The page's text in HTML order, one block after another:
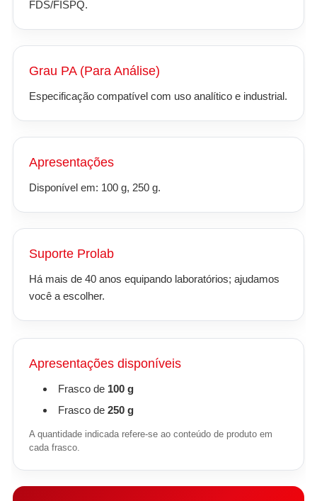
FDS/FISPQ.
Grau PA (Para Análise)
Especificação compatível com uso analítico e industrial.
Apresentações
Disponível em: 100 g, 250 g.
Suporte Prolab
Há mais de 40 anos equipando laboratórios; ajudamos
você a escolher.
Apresentações disponíveis
Frasco de 100 g
Frasco de 250 g
A quantidade indicada refere-se ao conteúdo de produto em
cada frasco.